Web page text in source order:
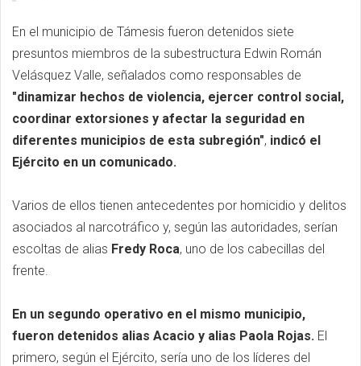
En el municipio de Támesis fueron detenidos siete
presuntos miembros de la subestructura Edwin Román
Velásquez Valle, señalados como responsables de
"dinamizar hechos de violencia, ejercer control social,
coordinar extorsiones y afectar la seguridad en
diferentes municipios de esta subregión", indicó el
Ejército en un comunicado.
Varios de ellos tienen antecedentes por homicidio y delitos
asociados al narcotráfico y, según las autoridades, serían
escoltas de alias Fredy Roca, uno de los cabecillas del
frente.
En un segundo operativo en el mismo municipio,
fueron detenidos alias Acacio y alias Paola Rojas. El
primero, según el Ejército, sería uno de los líderes del